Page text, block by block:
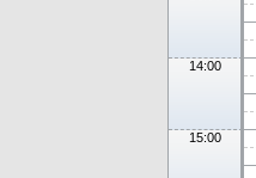
14:00
15:00